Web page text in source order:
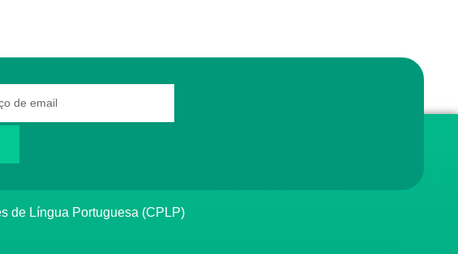
de Língua Portuguesa (CPLP)